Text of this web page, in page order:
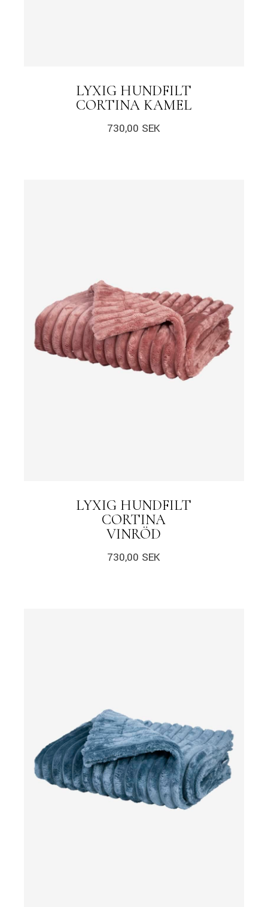
LYXIG HUNDFILT
CORTINA KAMEL
730,00 SEK
LYXIG HUNDFILT
CORTINA
VINRÖD
730,00 SEK